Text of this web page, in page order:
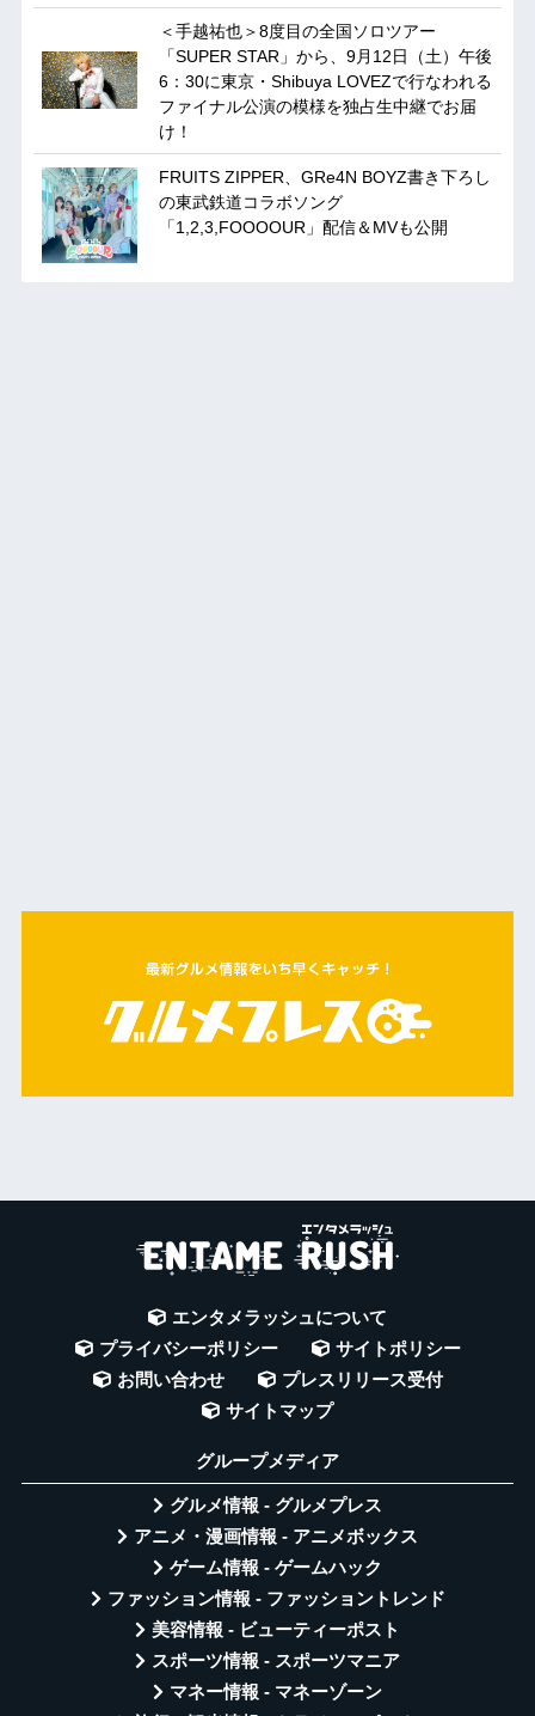
＜手越祐也＞8度目の全国ソロツアー
「SUPER STAR」から、9月12日（土）午後
6：30に東京・Shibuya LOVEZで行なわれる
ファイナル公演の模様を独占生中継でお届
け！
FRUITS ZIPPER、GRe4N BOYZ書き下ろし
の東武鉄道コラボソング
「1,2,3,FOOOOUR」配信＆MVも公開
エンタメラッシュについて
プライバシーポリシー
サイトポリシー
お問い合わせ
プレスリリース受付
サイトマップ
グループメディア
グルメ情報 - グルメプレス
アニメ・漫画情報 - アニメボックス
ゲーム情報 - ゲームハック
ファッション情報 - ファッショントレンド
美容情報 - ビューティーポスト
スポーツ情報 - スポーツマニア
マネー情報 - マネーゾーン